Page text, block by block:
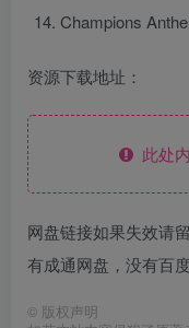
Champions
资源下载地址：
此处内
网盘链接如果失效请
有成通网盘，没有百
© 版权声明